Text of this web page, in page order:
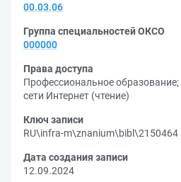
00.03.06
Группа специальностей ОКСО
000000
Права доступа
Профессиональное образование;
сети Интернет (чтение)
Ключ записи
RU\infra-m\znanium\bibl\2150464
Дата создания записи
12.09.2024